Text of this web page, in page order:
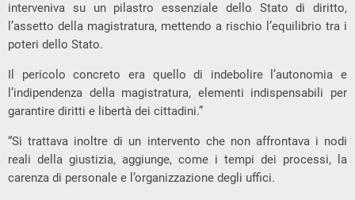
interveniva su un pilastro essenziale dello Stato di diritto,
l’assetto della magistratura, mettendo a rischio l’equilibrio tra i
poteri dello Stato.
Il pericolo concreto era quello di indebolire l’autonomia e
l’indipendenza della magistratura, elementi indispensabili per
garantire diritti e libertà dei cittadini.”
“Si trattava inoltre di un intervento che non affrontava i nodi
reali della giustizia, aggiunge, come i tempi dei processi, la
carenza di personale e l’organizzazione degli uffici.